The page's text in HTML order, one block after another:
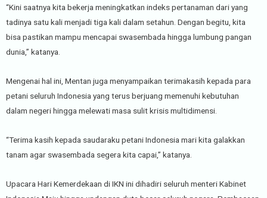
“Kini saatnya kita bekerja meningkatkan indeks pertanaman dari yang
tadinya satu kali menjadi tiga kali dalam setahun. Dengan begitu, kita
bisa pastikan mampu mencapai swasembada hingga lumbung pangan
dunia,” katanya.
Mengenai hal ini, Mentan juga menyampaikan terimakasih kepada para
petani seluruh Indonesia yang terus berjuang memenuhi kebutuhan
dalam negeri hingga melewati masa sulit krisis multidimensi.
“Terima kasih kepada saudaraku petani Indonesia mari kita galakkan
tanam agar swasembada segera kita capai,” katanya.
Upacara Hari Kemerdekaan di IKN ini dihadiri seluruh menteri Kabinet